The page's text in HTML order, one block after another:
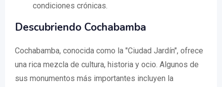
condiciones crónicas.
Descubriendo Cochabamba
Cochabamba, conocida como la "Ciudad Jardín", ofrece
una rica mezcla de cultura, historia y ocio. Algunos de
sus monumentos más importantes incluyen la